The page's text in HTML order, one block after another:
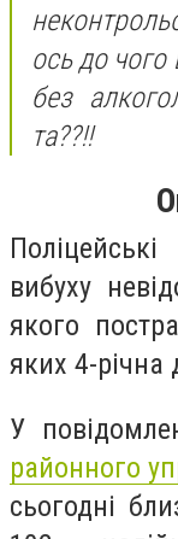
ось до чого
без
та??!!
вибуху
якого
яких 4-річна
У
районного
сьогодні